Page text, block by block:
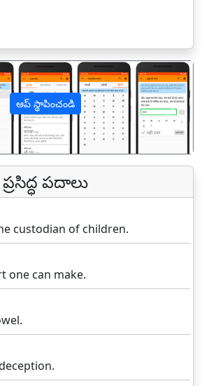
ఆప్ స్థాపించండి
ప్రసిద్ధ పదాలు
custodian of children.
one can make.